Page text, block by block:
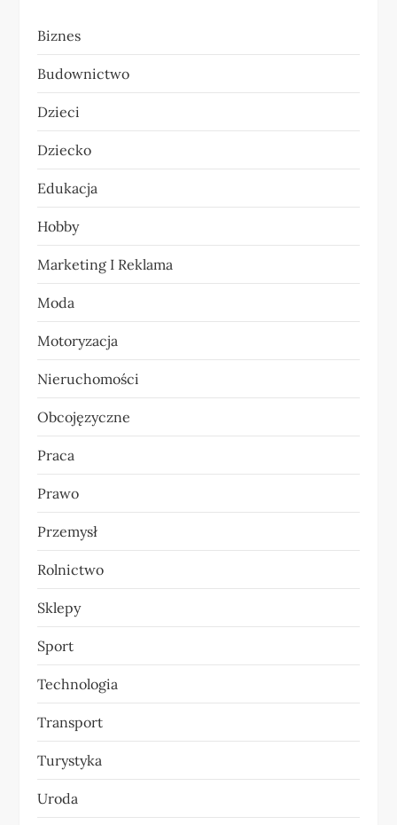
c
j
a
w
p
i
s
u
Biznes
Budownictwo
Dzieci
Dziecko
Edukacja
Hobby
Marketing I Reklama
Moda
Motoryzacja
Nieruchomości
Obcojęzyczne
Praca
Prawo
Przemysł
Rolnictwo
Sklepy
Sport
Technologia
Transport
Turystyka
Uroda